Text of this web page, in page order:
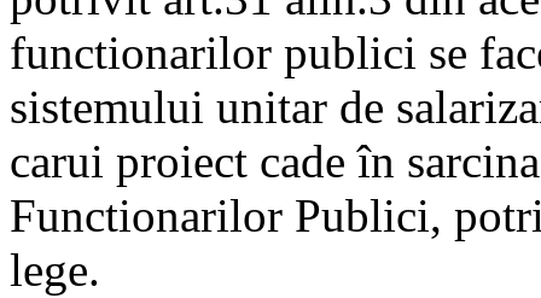
functionarilor publici se
sistemului unitar de
carui proiect cade în
Functionarilor Publici,
lege.